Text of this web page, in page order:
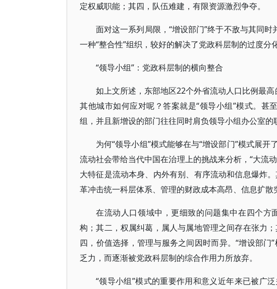
定权威职能；其四，队伍难建，有限资源激烈争夺。
面对这一系列局限，“增设部门”终于不敌与其同
一种“整合性”组织，较好的解决了党政科层制的过度分
“领导小组”：党政科层制的横向整合
如上文所述，东部地区22个外省流动人口比例最
其他城市如何应对呢？答案就是“领导小组”模式。甚
组，并且新增设的部门往往同时肩负领导小组办公室的
为何“领导小组”模式能够在与“增设部门”模式展
流动社会带给当代中国在治理上的挑战来分析，“大流
大特征是流动本身、内外有别、有序流动和信息爆炸
革冲击统一科层体系、管理的财政成本高昂、信息扩散
在流动人口领域中，更细致的问题集中在四个
构；其二，权属纠葛，属人与属地管理之间存在张力
四，价值选择，管理与服务之间因时而异。“增设部
乏力，而逐渐被党政科层制的综合作用力所放弃。
“领导小组”模式的重要作用和意义近年来已被广